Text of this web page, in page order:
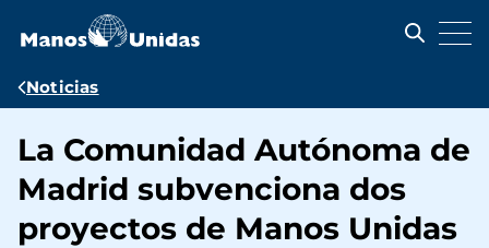
contenido
Ruta
navegación
Noticias
La Comunidad Autónoma de
Madrid subvenciona dos
proyectos de Manos Unidas